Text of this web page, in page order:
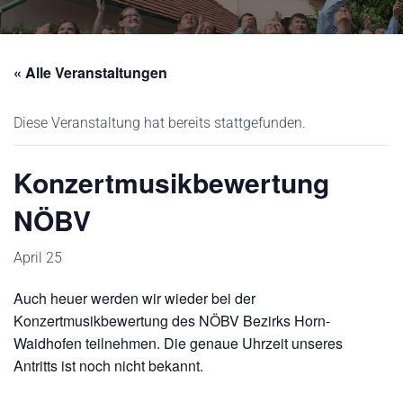
H
A
« Alle Veranstaltungen
Diese Veranstaltung hat bereits stattgefunden.
Konzertmusikbewertung
NÖBV
April 25
Auch heuer werden wir wieder bei der
Konzertmusikbewertung des NÖBV Bezirks Horn-
Waidhofen teilnehmen. Die genaue Uhrzeit unseres
Antritts ist noch nicht bekannt.